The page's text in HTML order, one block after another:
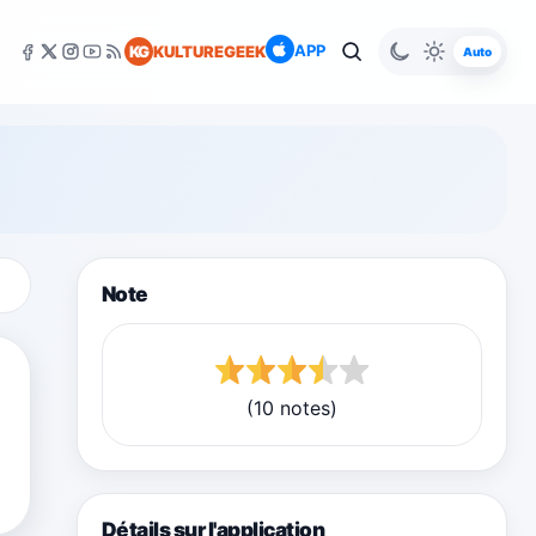
KG KULTUREGEEK APP Auto
Note
(10 notes)
Détails sur l'application